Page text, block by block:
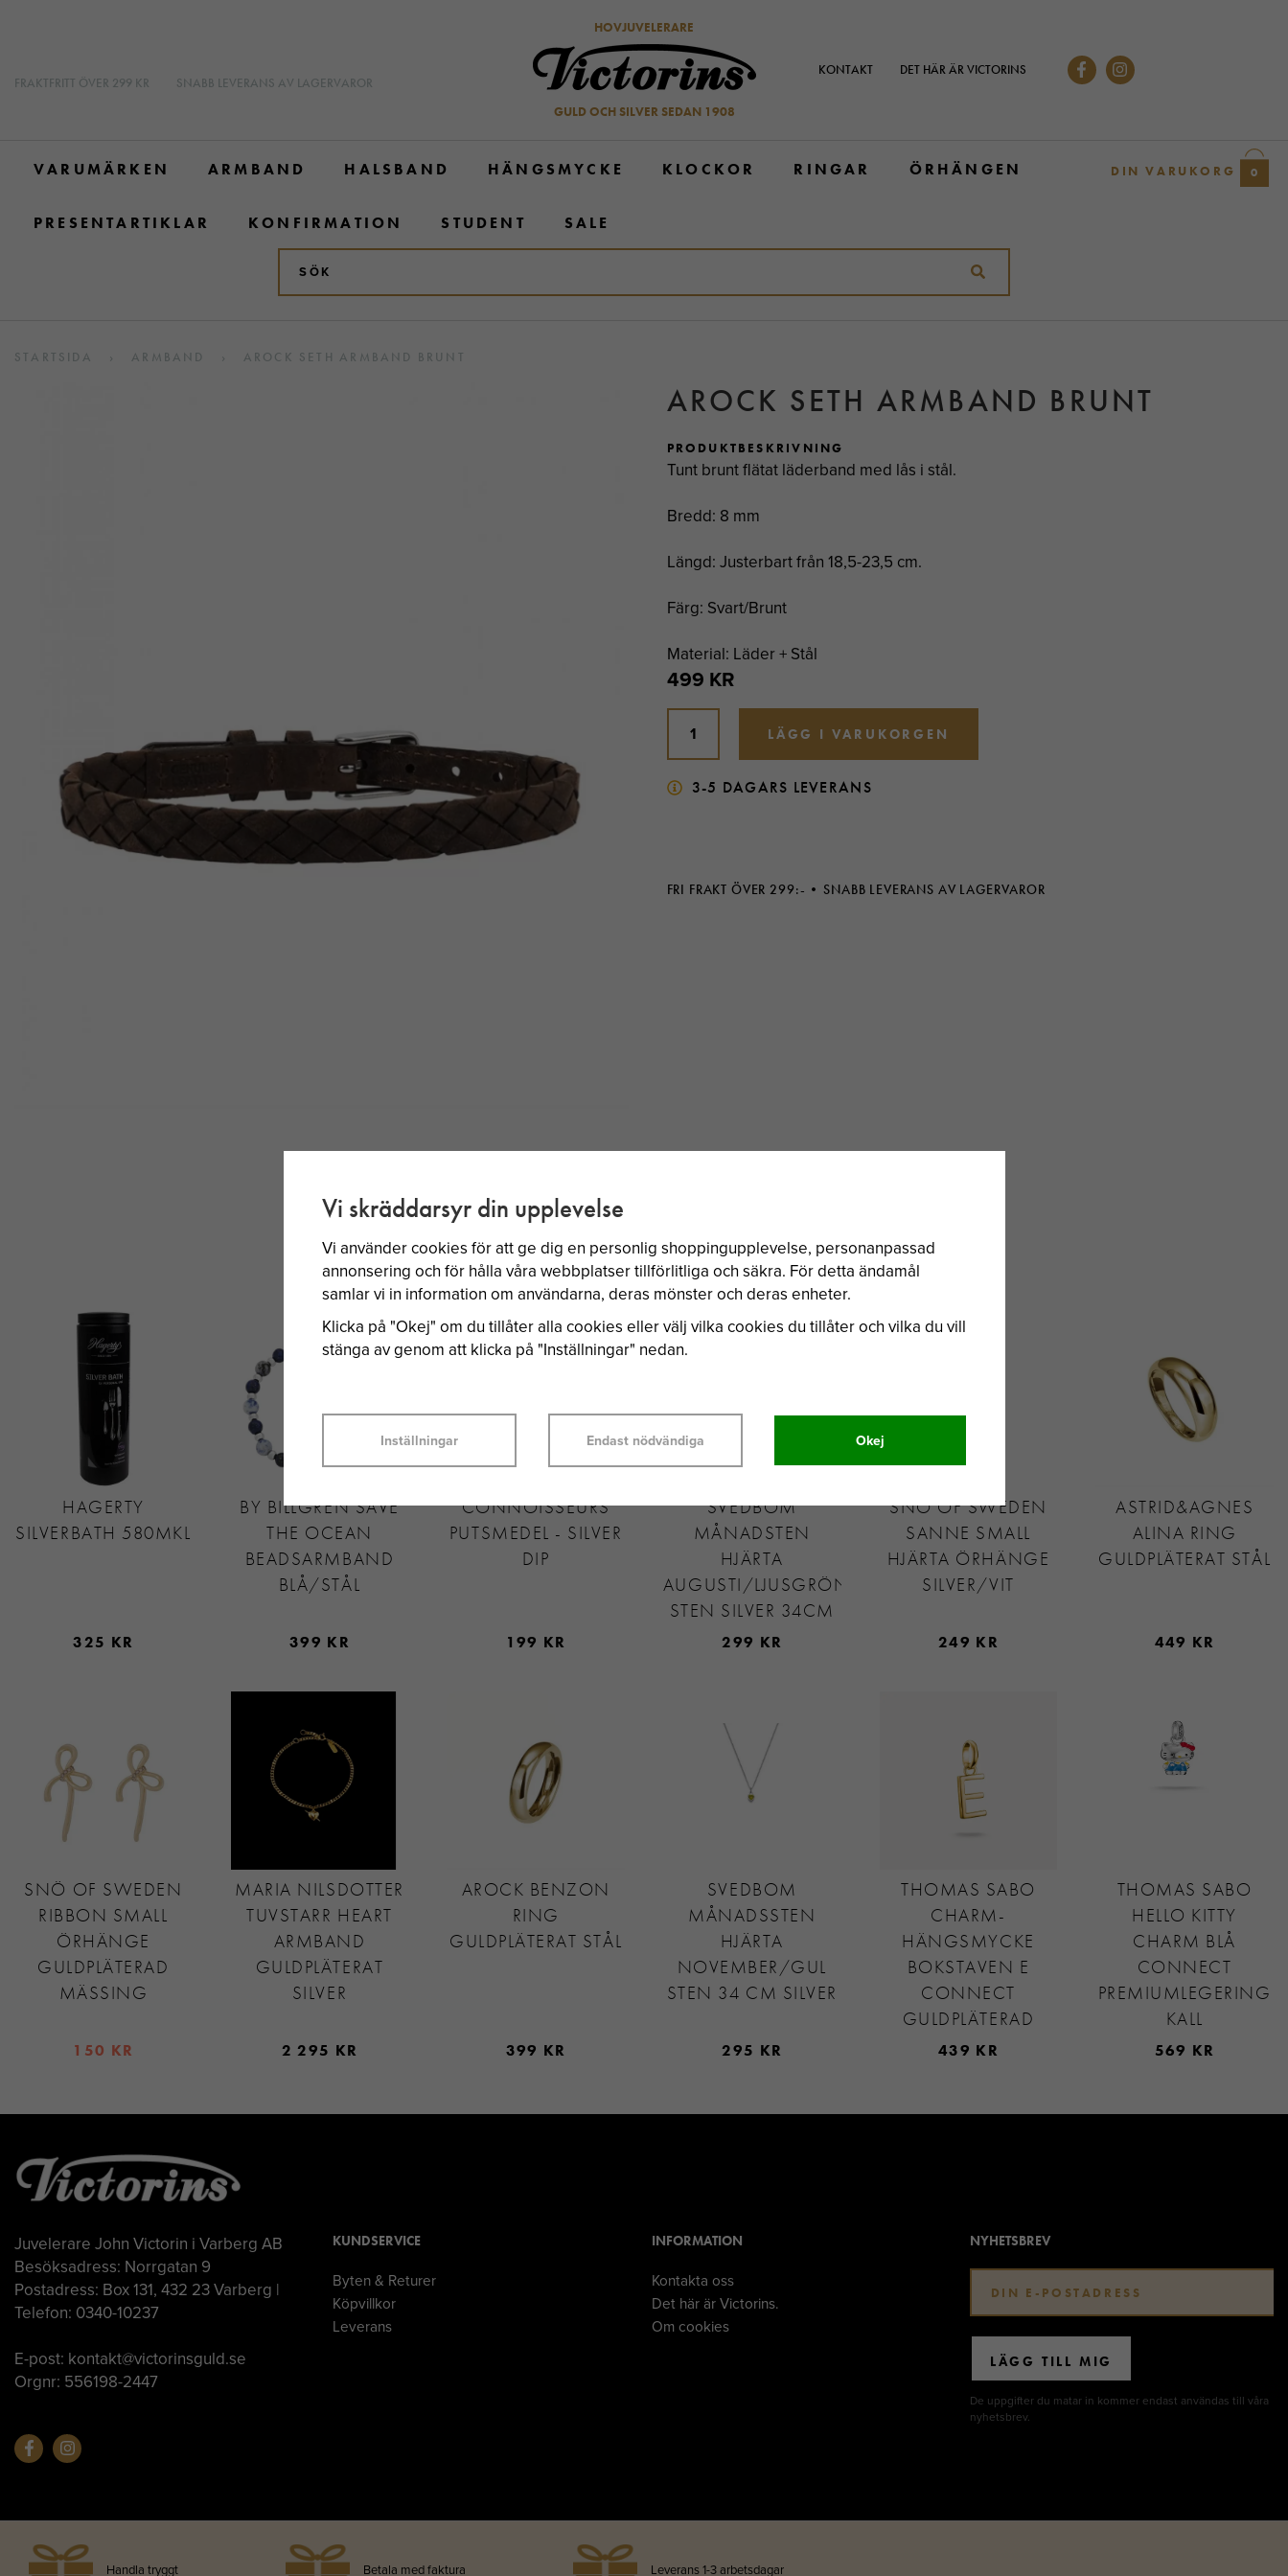
FRAKTFRITT ÖVER 299 KR SNABB LEVERANS AV LAGERVAROR
HOVJUVELERARE
GULD OCH SILVER SEDAN 1908
KONTAKT DET HÄR ÄR VICTORINS
VARUMÄRKEN ARMBAND HALSBAND HÄNGSMYCKE KLOCKOR RINGAR ÖRHÄNGEN
PRESENTARTIKLAR KONFIRMATION STUDENT SALE
DIN VARUKORG 0
STARTSIDA › ARMBAND › AROCK SETH ARMBAND BRUNT
AROCK SETH ARMBAND BRUNT
PRODUKTBESKRIVNING
Tunt brunt flätat läderband med lås i stål.
Bredd: 8 mm
Längd: Justerbart från 18,5-23,5 cm.
Färg: Svart/Brunt
Material: Läder + Stål
499 KR
LÄGG I VARUKORGEN
3-5 DAGARS LEVERANS
FRI FRAKT ÖVER 299:- SNABB LEVERANS AV LAGERVAROR
BÄSTSÄLJARE
HAGERTY
SILVERBATH 580MKL
325 KR
BY BILLGREN SAVE
THE OCEAN
BEADSARMBAND
BLÅ/STÅL
399 KR
CONNOISSEURS
PUTSMEDEL - SILVER
DIP
199 KR
SVEDBOM
MÅNADSTEN
HJÄRTA
AUGUSTI/LJUSGRÖN
STEN SILVER 34CM
299 KR
SNÖ OF SWEDEN
SANNE SMALL
HJÄRTA ÖRHÄNGE
SILVER/VIT
249 KR
ASTRID&AGNES
ALINA RING
GULDPLÄTERAT STÅL
449 KR
SNÖ OF SWEDEN
RIBBON SMALL
ÖRHÄNGE
GULDPLÄTERAD
MÄSSING
150 KR
MARIA NILSDOTTER
TUVSTARR HEART
ARMBAND
GULDPLÄTERAT
SILVER
2 295 KR
AROCK BENZON
RING
GULDPLÄTERAT STÅL
399 KR
SVEDBOM
MÅNADSSTEN
HJÄRTA
NOVEMBER/GUL
STEN 34 CM SILVER
295 KR
THOMAS SABO
CHARM-
HÄNGSMYCKE
BOKSTAVEN E
CONNECT
GULDPLÄTERAD
439 KR
THOMAS SABO
HELLO KITTY
CHARM BLÅ
CONNECT
PREMIUMLEGERING
KALL
569 KR
Juvelerare John Victorin i Varberg AB
Besöksadress: Norrgatan 9
Postadress: Box 131, 432 23 Varberg |
Telefon: 0340-10237
E-post: kontakt@victorinsguld.se
Orgnr: 556198-2447
KUNDSERVICE
Byten & Returer
Köpvillkor
Leverans
INFORMATION
Kontakta oss
Det här är Victorins.
Om cookies
NYHETSBREV
LÄGG TILL MIG
De uppgifter du matar in kommer endast användas till våra
nyhetsbrev.
Handla tryggt Betala med faktura Leverans 1-3 arbetsdagar
Vi skräddarsyr din upplevelse
Vi använder cookies för att ge dig en personlig shoppingupplevelse, personanpassad
annonsering och för hålla våra webbplatser tillförlitliga och säkra. För detta ändamål
samlar vi in information om användarna, deras mönster och deras enheter.
Klicka på "Okej" om du tillåter alla cookies eller välj vilka cookies du tillåter och vilka du vill
stänga av genom att klicka på "Inställningar" nedan.
Inställningar Endast nödvändiga Okej